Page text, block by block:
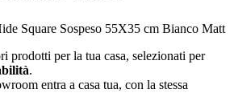
Square Sospeso 55X35 cm Bianco Matt
prodotti per la tua casa, selezionati per
.
entra a casa tua, con la stessa